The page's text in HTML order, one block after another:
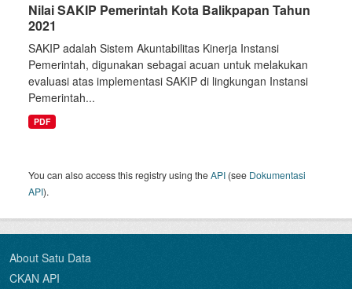
Nilai SAKIP Pemerintah Kota Balikpapan Tahun
2021
SAKIP adalah Sistem Akuntabilitas Kinerja Instansi
Pemerintah, digunakan sebagai acuan untuk melakukan
evaluasi atas implementasi SAKIP di lingkungan Instansi
Pemerintah...
PDF
You can also access this registry using theAPI (see Dokumentasi
API).
About Satu Data
CKAN API